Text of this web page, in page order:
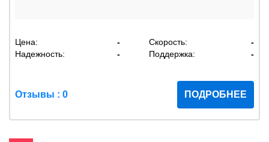
Цена: - Скорость:
-
Надежность:
- Поддержка: -
Отзывы : 0 ПОДРОБНЕЕ